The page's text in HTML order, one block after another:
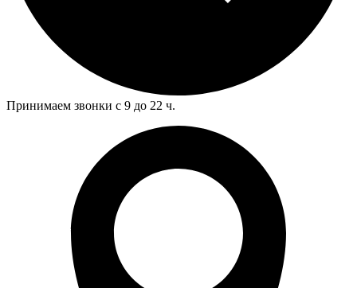
Принимаем звонки с 9 до 22 ч.